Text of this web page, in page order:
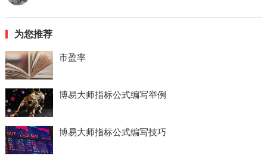
为您推荐
市盈率
博易大师指标公式编写举例
博易大师指标公式编写技巧